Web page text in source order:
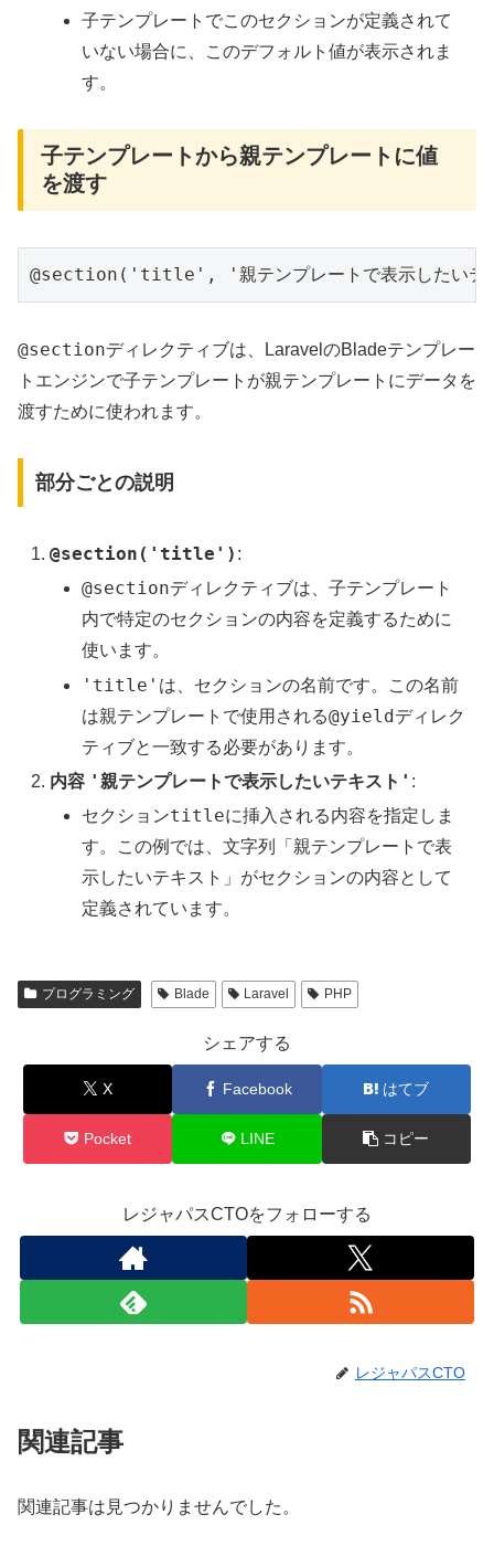
子テンプレートでこのセクションが定義されて
いない場合に、このデフォルト値が表示されま
す。
子テンプレートから親テンプレートに値
を渡す
@section('title', '親テンプレートで表示したいテ
@sectionディレクティブは、LaravelのBladeテンプレー
トエンジンで子テンプレートが親テンプレートにデータを
渡すために使われます。
部分ごとの説明
@section('title') :
@sectionディレクティブは、子テンプレート
内で特定のセクションの内容を定義するために
使います。
'title' は、セクションの名前です。この名前
は親テンプレートで使用される@yieldディレク
ティブと一致する必要があります。
内容 '親テンプレートで表示したいテキスト' :
セクションtitleに挿入される内容を指定しま
す。この例では、文字列「親テンプレートで表
示したいテキスト」がセクションの内容として
定義されています。
プログラミング Blade Laravel PHP
シェアする
X Facebook はてブ
Pocket LINE コピー
レジャパスCTOをフォローする
レジャパスCTO
関連記事
関連記事は見つかりませんでした。